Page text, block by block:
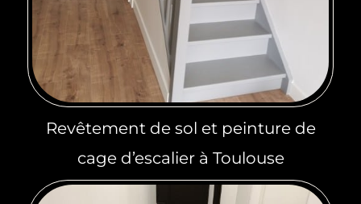
Revêtement de sol et peinture de
cage d’escalier à Toulouse